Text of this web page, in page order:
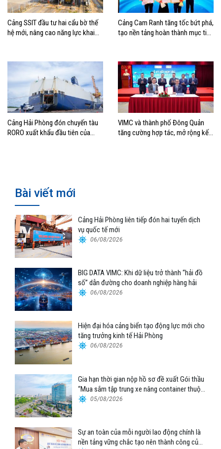
Cảng SSIT đầu tư hai cẩu bờ thế
hệ mới, nâng cao năng lực khai
Cảng Cam Ranh tăng tốc bứt phá,
tạo nền tảng hoàn thành mục tiêu
Cảng Hải Phòng đón chuyến tàu
RORO xuất khẩu đầu tiên của
VIMC và thành phố Đông Quản
tăng cường hợp tác, mở rộng kết
Bài viết mới
Cảng Hải Phòng liên tiếp đón hai tuyến dịch
vụ quốc tế mới
06/08/2026
BIG DATA VIMC: Khi dữ liệu trở thành “hải đồ
số” dẫn đường cho doanh nghiệp hàng hải
06/08/2026
Hiện đại hóa cảng biển tạo động lực mới cho
tăng trưởng kinh tế Hải Phòng
06/08/2026
Gia hạn thời gian nộp hồ sơ đề xuất Gói thầu
“Mua sắm tập trung xe nâng container thuộc
Tổng công ty Hàng hải Việt Nam – CTCP”
05/08/2026
Sự an toàn của mỗi người lao động chính là
nền tảng vững chắc tạo nên thành công của